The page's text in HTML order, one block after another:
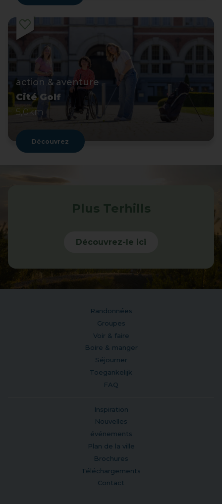
action & aventure
Cité Golf
5,0km
Découvrez
Plus Terhills
Découvrez-le ici
Randonnées
Groupes
Voir & faire
Boire & manger
Séjourner
Toegankelijk
FAQ
Inspiration
Nouvelles
événements
Plan de la ville
Brochures
Téléchargements
Contact